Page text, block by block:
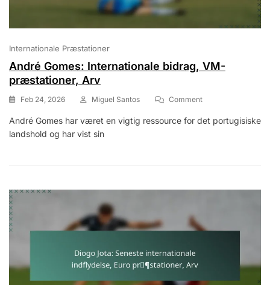
Internationale Præstationer
André Gomes: Internationale bidrag, VM-
præstationer, Arv
Feb 24, 2026 Miguel Santos CommentOn
Gomes:
Præstationer,
André Gomes har været en vigtig ressource for det portugisiske
landshold og har vist sin